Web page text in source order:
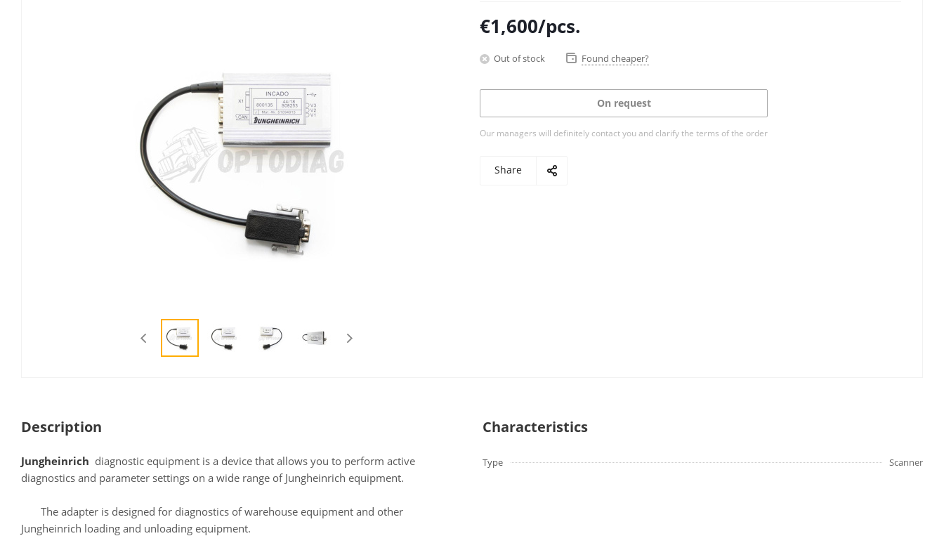
€1,600/pcs.
Out of stock Found cheaper?
On request
Our managers will definitely contact you and clarify the terms of the order
Share
Description
Jungheinrich diagnostic equipment is a device that allows you to perform active
diagnostics and parameter settings on a wide range of Jungheinrich equipment.
The adapter is designed for diagnostics of warehouse equipment and other
Jungheinrich loading and unloading equipment.
Characteristics
Type Scanner